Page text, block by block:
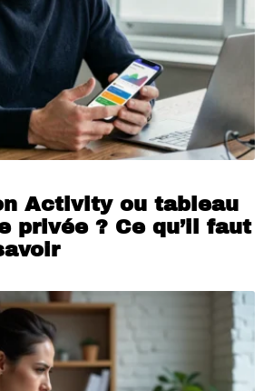
Activity ou tableau
privée ? Ce qu’il faut